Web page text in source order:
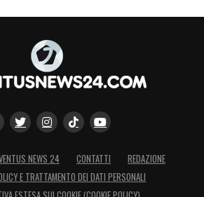
NEWS 24 CONTATTI
REDAZIONE
E TRATTAMENTO DEI DATI PERSONALI